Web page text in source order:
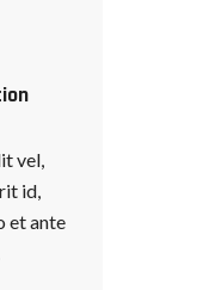
vel,
id,
et ante